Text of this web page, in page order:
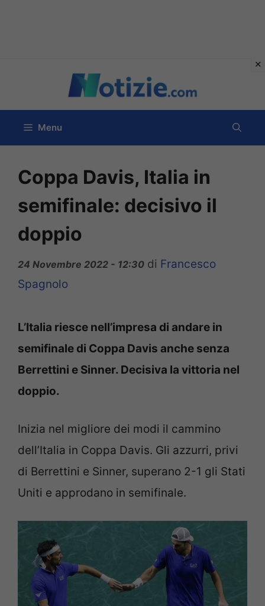
contenuto
Menu
Coppa Davis, Italia in
semifinale: decisivo il
doppio
24 Novembre 2022 - 12:30 di Francesco
Spagnolo
L’Italia riesce nell’impresa di andare in
semifinale di Coppa Davis anche senza
Berrettini e Sinner. Decisiva la vittoria nel
doppio.
Inizia nel migliore dei modi il cammino
dell’Italia in Coppa Davis. Gli azzurri, privi
di Berrettini e Sinner, superano 2-1 gli Stati
Uniti e approdano in semifinale.